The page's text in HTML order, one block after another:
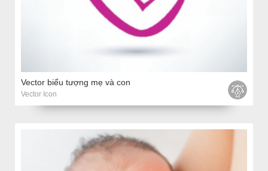
Vector biểu tượng mẹ và con
Vector Icon